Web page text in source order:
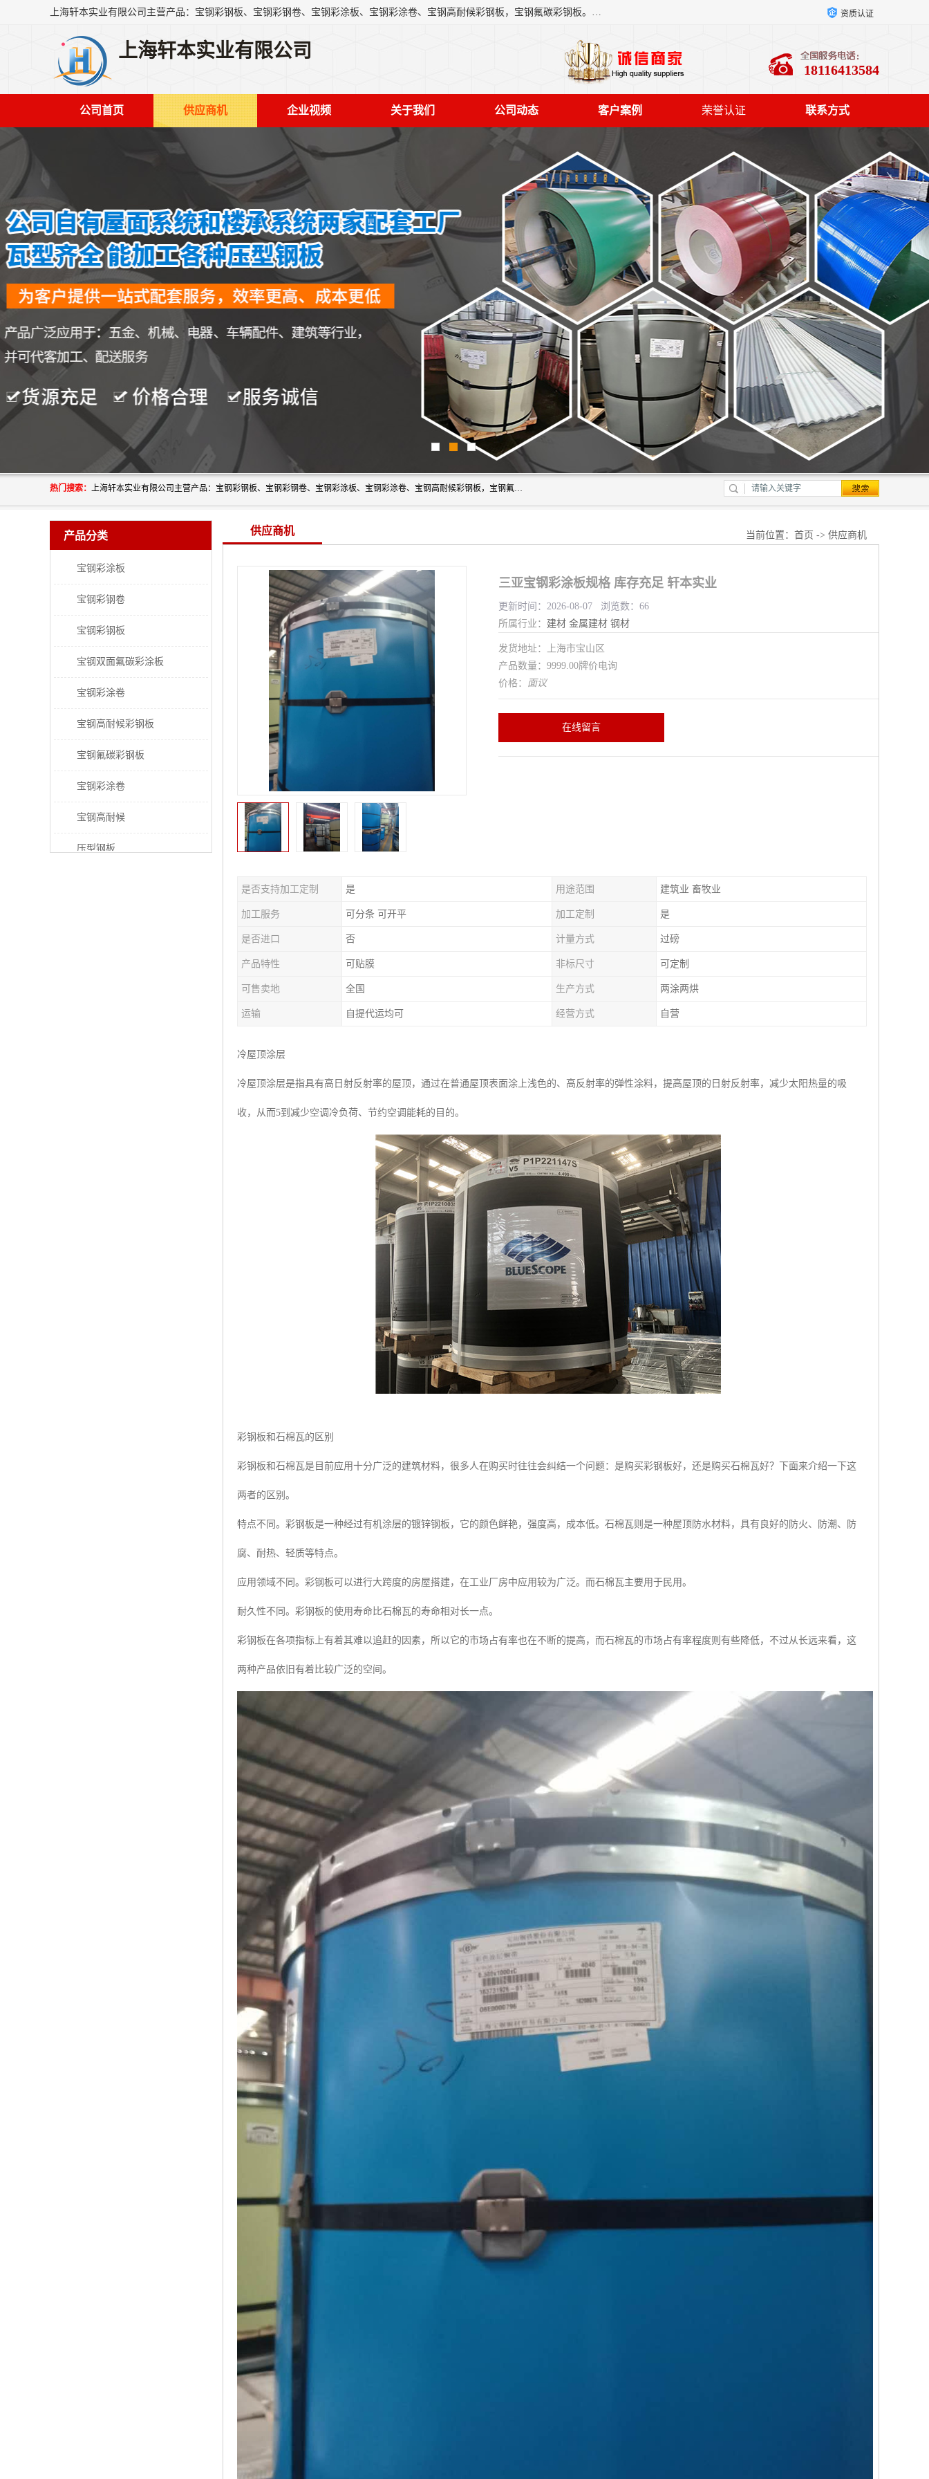
上海轩本实业有限公司主营产品：宝钢彩钢板、宝钢彩钢卷、宝钢彩涂板、宝钢彩涂卷、宝钢高耐候彩钢板，宝钢氟碳彩钢板。是一家集钢铁贸易，物流、加工为一体的产业全配套公司。 资质认证
上海轩本实业有限公司
18116413584
公司首页 供应商机 企业视频 关于我们 公司动态 客户案例 荣誉认证 联系方式
热门搜索： 上海轩本实业有限公司主营产品：宝钢彩钢板、宝钢彩钢卷、宝钢彩涂板、宝钢彩涂卷、宝钢高耐候彩钢板，宝钢氟碳彩钢板。是一家集钢铁贸易，物流、加工为一体的产业全配套公司。
产品分类
宝钢彩涂板
宝钢彩钢卷
宝钢彩钢板
宝钢双面氟碳彩涂板
宝钢彩涂卷
宝钢高耐候彩钢板
宝钢氟碳彩钢板
宝钢彩涂卷
宝钢高耐候
压型钢板
供应商机 当前位置： 首页 -> 供应商机
三亚宝钢彩涂板规格 库存充足 轩本实业
更新时间：2026-08-07 浏览数：66
所属行业： 建材 金属建材 钢材
发货地址：上海市宝山区
产品数量：9999.00牌价电询
价格： 面议
在线留言
是否支持加工定制 是 用途范围 建筑业 畜牧业
加工服务 可分条 可开平 加工定制 是
是否进口 否 计量方式 过磅
产品特性 可贴膜 非标尺寸 可定制
可售卖地 全国 生产方式 两涂两烘
运输 自提代运均可 经营方式 自营
冷屋顶涂层
冷屋顶涂层是指具有高日射反射率的屋顶，通过在普通屋顶表面涂上浅色的、高反射率的弹性涂料，提高屋顶的日射反射率，减少太阳热量的吸
收，从而5到减少空调冷负荷、节约空调能耗的目的。
彩钢板和石棉瓦的区别
彩钢板和石棉瓦是目前应用十分广泛的建筑材料，很多人在购买时往往会纠结一个问题：是购买彩钢板好，还是购买石棉瓦好？下面来介绍一下这
两者的区别。
特点不同。彩钢板是一种经过有机涂层的镀锌钢板，它的颜色鲜艳，强度高，成本低。石棉瓦则是一种屋顶防水材料，具有良好的防火、防潮、防
腐、耐热、轻质等特点。
应用领域不同。彩钢板可以进行大跨度的房屋搭建，在工业厂房中应用较为广泛。而石棉瓦主要用于民用。
耐久性不同。彩钢板的使用寿命比石棉瓦的寿命相对长一点。
彩钢板在各项指标上有着其难以追赶的因素，所以它的市场占有率也在不断的提高，而石棉瓦的市场占有率程度则有些降低，不过从长远来看，这
两种产品依旧有着比较广泛的空间。